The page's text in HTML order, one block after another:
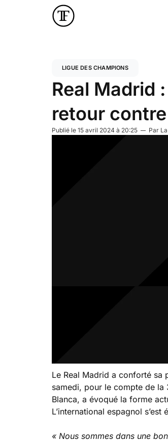
LIGUE DES CHAMPIONS
Real Madrid
retour
Publié le 15 avril 2024 à 20:25 Par
Le Real Madrid a conforté sa
samedi, pour le compte de la
Blanca, a évoqué la forme
L’international espagnol
« Nous sommes dans une